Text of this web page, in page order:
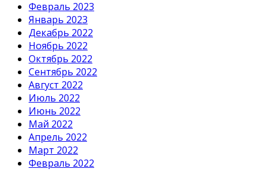
Февраль 2023
Январь 2023
Декабрь 2022
Ноябрь 2022
Октябрь 2022
Сентябрь 2022
Август 2022
Июль 2022
Июнь 2022
Май 2022
Апрель 2022
Март 2022
Февраль 2022